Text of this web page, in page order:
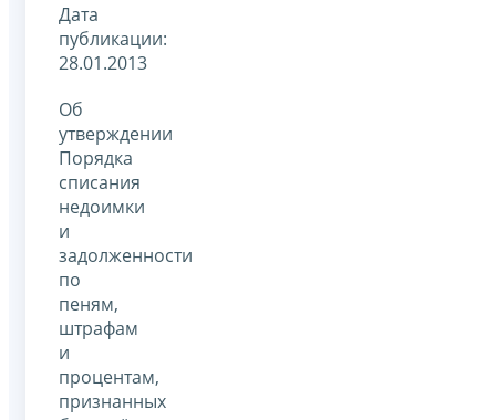
Дата
публикации:
28.01.2013
Об
утверждении
Порядка
списания
недоимки
и
задолженности
по
пеням,
штрафам
и
процентам,
признанных